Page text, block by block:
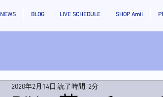
NEWS BLOG LIVE SCHEDULE SHOP Amii
2020年2月14日 読了時間: 2分